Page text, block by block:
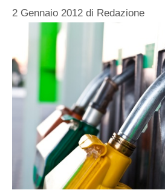
2 Gennaio 2012 di Redazione